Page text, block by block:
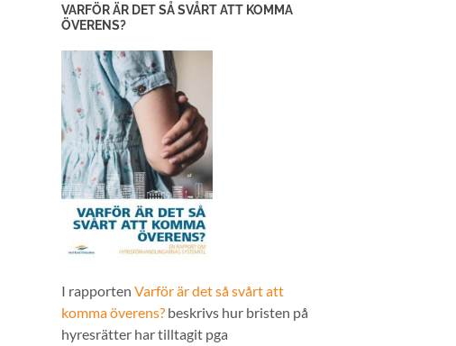
VARFÖR ÄR DET SÅ SVÅRT ATT KOMMA
ÖVERENS?
I rapporten Varför är det så svårt att
komma överens? beskrivs hur bristen på
hyresrätter har tilltagit pga